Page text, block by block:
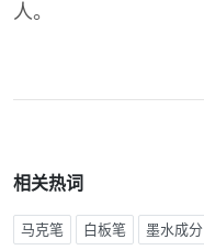
人。
相关热词
马克笔 白板笔 墨水成分